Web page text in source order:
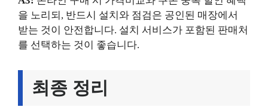
을 노리되, 반드시 설치와 점검은 공인된 매장에서
받는 것이 안전합니다. 설치 서비스가 포함된 판매처
를 선택하는 것이 좋습니다.
최종 정리